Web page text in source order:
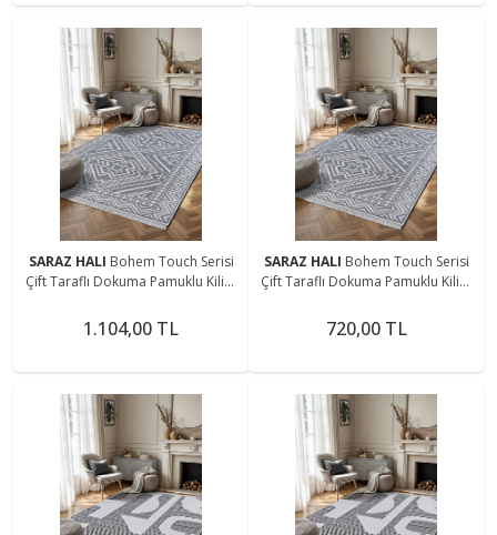
SARAZ HALI Bohem Touch Serisi
Çift Taraflı Dokuma Pamuklu Kilim
1.104,00 TL
SARAZ HALI Bohem Touch Serisi
Çift Taraflı Dokuma Pamuklu Kilim
720,00 TL